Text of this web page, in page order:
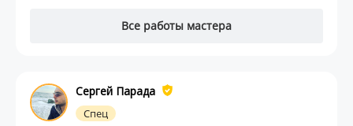
Все работы мастера
Сергей Парада
Спец